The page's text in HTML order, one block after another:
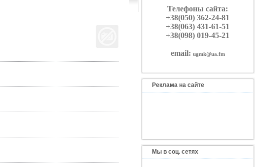
Телефоны сайта:
+38(050) 362-24-81
+38(063) 431-61-51
+38(098) 019-45-21
email: ugmk@ua.fm
Реклама на сайте
Мы в соц. сетях